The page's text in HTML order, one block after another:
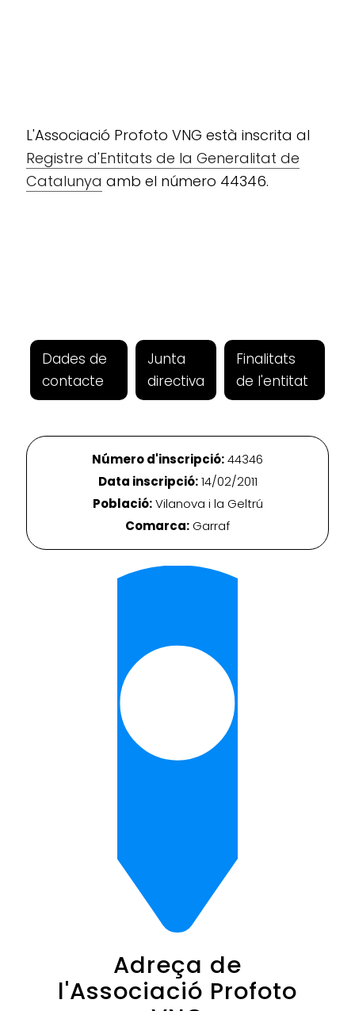
L'Associació Profoto VNG està inscrita al
Registre d'Entitats de la Generalitat de
Catalunya amb el número 44346.
Dades de
contacte
Junta
directiva
Finalitats
de l'entitat
Número d'inscripció:44346
Data inscripció:14/02/2011
Població:Vilanova i la Geltrú
Comarca: Garraf
Adreça de
l'Associació Profoto